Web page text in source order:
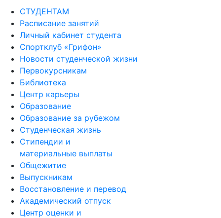
СТУДЕНТАМ
Расписание занятий
Личный кабинет студента
Спортклуб «Грифон»
Новости студенческой жизни
Первокурсникам
Библиотека
Центр карьеры
Образование
Образование за рубежом
Студенческая жизнь
Стипендии и
материальные выплаты
Общежитие
Выпускникам
Восстановление и перевод
Академический отпуск
Центр оценки и